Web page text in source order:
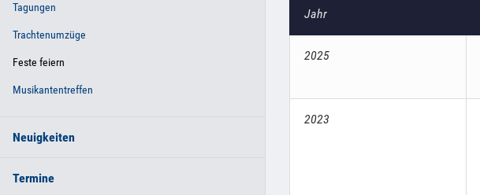
Tagungen
Trachtenumzüge
Feste feiern
Musikantentreffen
Neuigkeiten
Termine
Jahr
2025
2023